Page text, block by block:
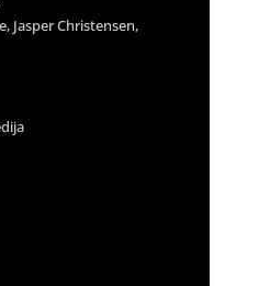
Jasper Christensen,